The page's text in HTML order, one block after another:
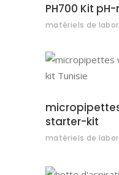
PH700 Kit
matériels de
starter-kit
matériels de